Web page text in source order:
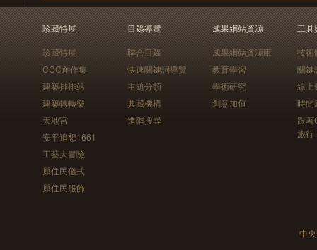
珍藏特展
珍藏特展
CCC創作集
建築排排站
建築轉轉樂
天地宮
安平追想1661
工藝大冒險
原住民儀式
原住民服飾
目錄導覽
聯合目錄
快速關鍵詞導覽
主題分類
典藏機構
進階搜尋
成果網站資源
成果網站資源庫
教育學習
學術研究
創意加值
工具
技術
關鍵
線上
時間
跟
旅行
中